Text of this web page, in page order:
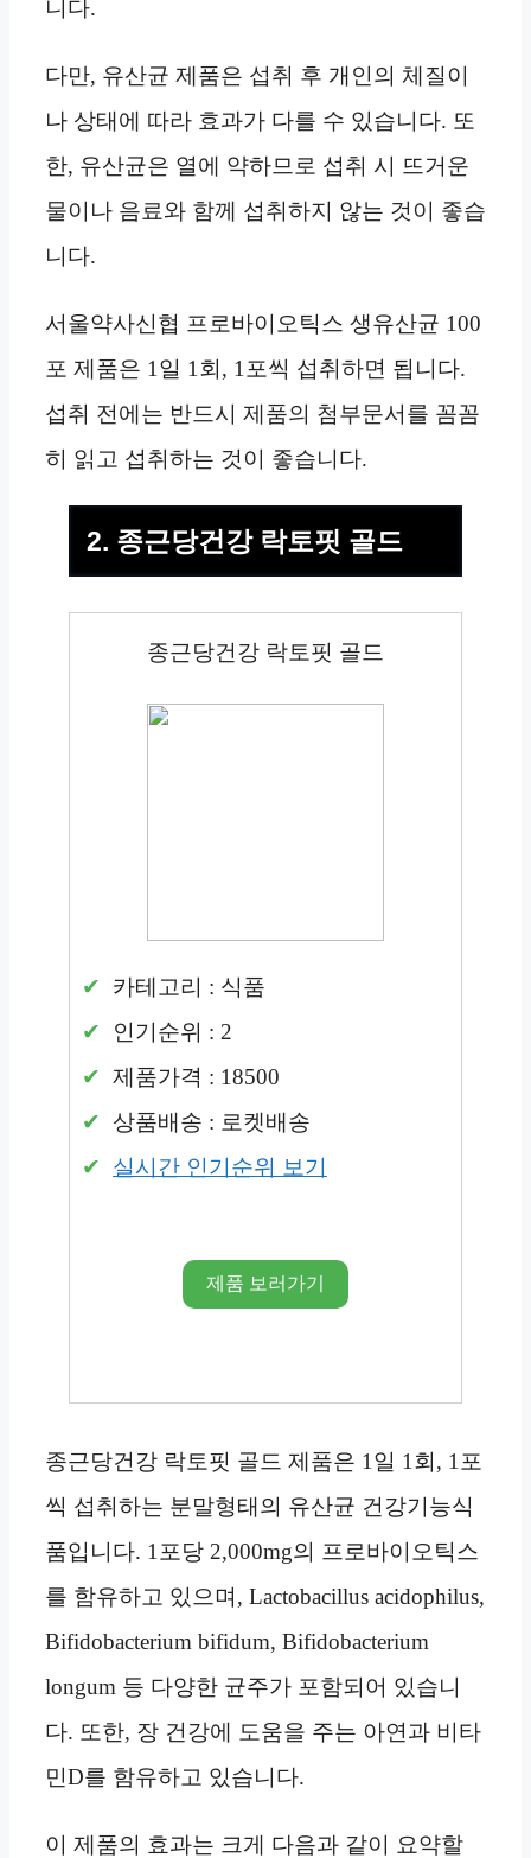
니다.
다만, 유산균 제품은 섭취 후 개인의 체질이
나 상태에 따라 효과가 다를 수 있습니다. 또
한, 유산균은 열에 약하므로 섭취 시 뜨거운
물이나 음료와 함께 섭취하지 않는 것이 좋습
니다.
서울약사신협 프로바이오틱스 생유산균 100
포 제품은 1일 1회, 1포씩 섭취하면 됩니다.
섭취 전에는 반드시 제품의 첨부문서를 꼼꼼
히 읽고 섭취하는 것이 좋습니다.
2. 종근당건강 락토핏 골드
종근당건강 락토핏 골드
카테고리 : 식품
인기순위 : 2
제품가격 : 18500
상품배송 : 로켓배송
실시간 인기순위 보기
제품 보러가기
종근당건강 락토핏 골드 제품은 1일 1회, 1포
씩 섭취하는 분말형태의 유산균 건강기능식
품입니다. 1포당 2,000mg의 프로바이오틱스
를 함유하고 있으며, Lactobacillus acidophilus,
Bifidobacterium bifidum, Bifidobacterium
longum 등 다양한 균주가 포함되어 있습니
다. 또한, 장 건강에 도움을 주는 아연과 비타
민D를 함유하고 있습니다.
이 제품의 효과는 크게 다음과 같이 요약할